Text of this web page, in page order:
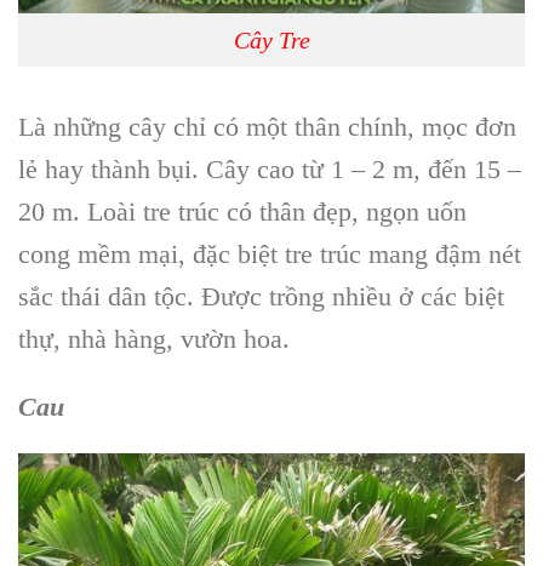
Cây Tre
Là những cây chỉ có một thân chính, mọc đơn
lẻ hay thành bụi. Cây cao từ 1 – 2 m, đến 15 –
20 m. Loài tre trúc có thân đẹp, ngọn uốn
cong mềm mại, đặc biệt tre trúc mang đậm nét
sắc thái dân tộc. Được trồng nhiều ở các biệt
thự, nhà hàng, vườn hoa.
Cau